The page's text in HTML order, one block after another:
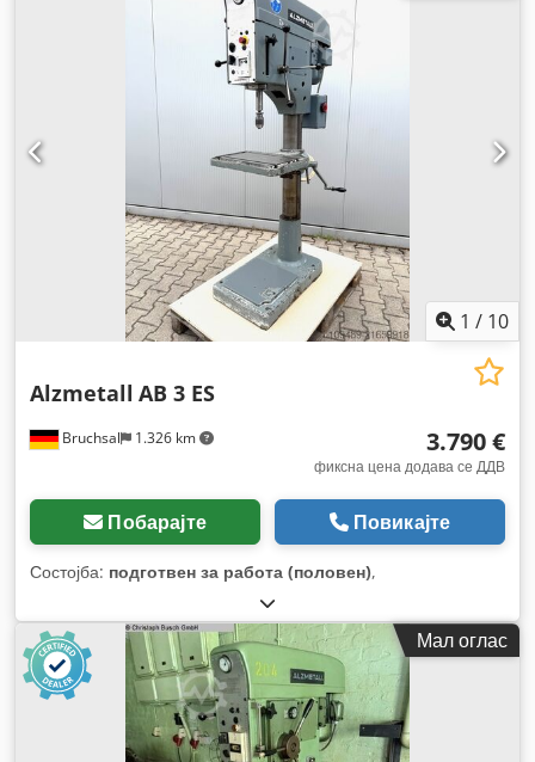
1 / 10
Bruchsal 1.326 km
Alzmetall AB 3 ES
3.790 €
фиксна цена додава се ДДВ
Побарајте Повикајте
Состојба: подготвен за работа (половен),
Мал оглас